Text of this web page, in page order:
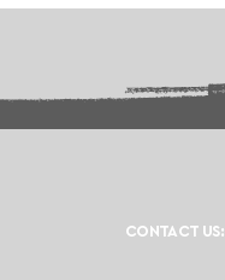
CONTACT US: